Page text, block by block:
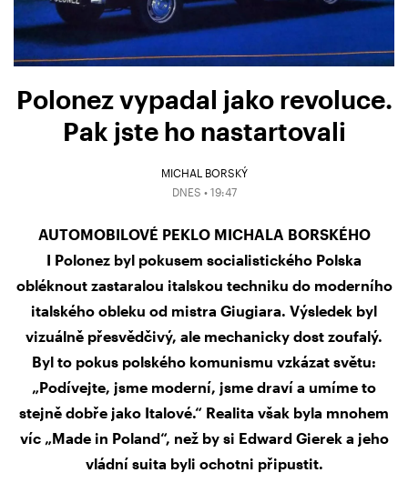
Polonez vypadal jako revoluce.
Pak jste ho nastartovali
MICHAL BORSKÝ
DNES • 19:47
AUTOMOBILOVÉ PEKLO MICHALA BORSKÉHO
I Polonez byl pokusem socialistického Polska
obléknout zastaralou italskou techniku do moderního
italského obleku od mistra Giugiara. Výsledek byl
vizuálně přesvědčivý, ale mechanicky dost zoufalý.
Byl to pokus polského komunismu vzkázat světu:
„Podívejte, jsme moderní, jsme draví a umíme to
stejně dobře jako Italové.“ Realita však byla mnohem
víc „Made in Poland“, než by si Edward Gierek a jeho
vládní suita byli ochotni připustit.